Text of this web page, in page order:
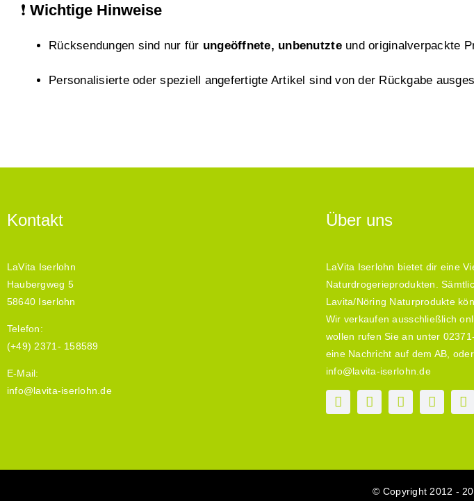
❗ Wichtige Hinweise
Rücksendungen sind nur für ungeöffnete, unbenutzteund originalverpackte
Personalisierte oder speziell angefertigte Artikel sind von der Rückgabe
Kontakt
LaVita Iserlohn
Haubergweg 5
58640 Iserlohn
Telefon:
(+49) 2371- 158589
E-Mail:
info@lavita-iserlohn.de
Über uns
LaVita Iserlohn bietet dir eine
Naturdrogerieprodukten.
Lavita/Nöring Naturprodukte
Wir verkaufen ausschließlich
wollen rufen Sie an unter
eine Nachricht auf dem AB,
info@lavita-iserlohn.de
© Copyright 2012 -